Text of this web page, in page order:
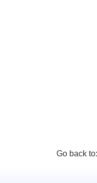
Go back to: